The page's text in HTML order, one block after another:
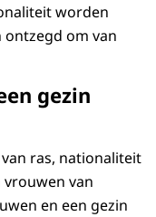
worden
om van
gezin
ras, nationaliteit
van
en een gezin